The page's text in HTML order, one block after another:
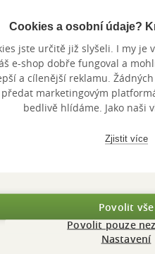
Více
Cookies a osobní údaje?
jste určitě již slyšeli. I my je
e-shop dobře fungoval a
a cílenější reklamu.
marketingovým
bedlivě hlídáme. Jako naši
Zjistit více
Povolit vše
Povolit pouze
Nastavení